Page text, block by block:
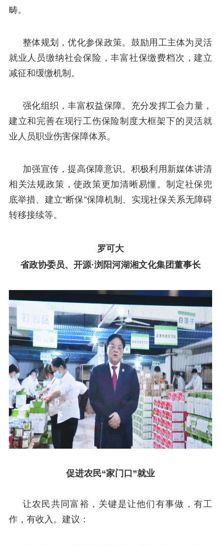
畴。
整体规划，优化参保政策。鼓励用工主体为灵活
就业人员缴纳社会保险，丰富社保缴费档次，建立
减征和缓缴机制。
强化组织，丰富权益保障。充分发挥工会力量，
建立和完善在现行工伤保险制度大框架下的灵活就
业人员职业伤害保障体系。
加强宣传，提高保障意识。积极利用新媒体讲清
相关法规政策，使政策更加清晰易懂。制定社保兜
底举措、建立“断保”保障机制、实现社保关系无障碍
转移接续等。
罗可大
省政协委员、开源·浏阳河湖湘文化集团董事长
促进农民“家门口”就业
让农民共同富裕，关键是让他们有事做，有工
作，有收入。建议：